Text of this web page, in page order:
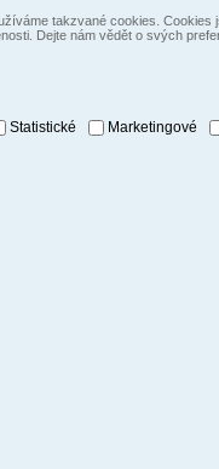
takzvané cookies.
Dejte nám vědět o svých
Statistické Marketingové